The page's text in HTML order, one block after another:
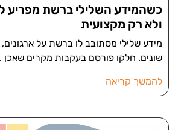
כשהמידע השלילי ברשת מפריע
ולא רק מקצועית
מידע שלילי מסתובב לו ברשת על
שונים. חלקו פורסם בעקבות מקרים שאכן
להמשך קריאה